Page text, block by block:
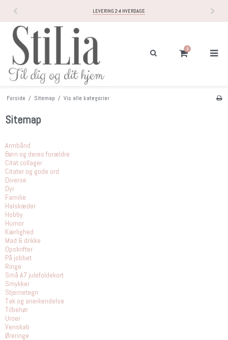
LEVERING 2-4 HVERDAGE
0
Forside / Sitemap / Vis alle kategorier
Sitemap
Armbånd
Børn og deres forældre
Citat collager
Citater og gode ord
Diverse
Dyr
Familie
Halskæder
Hobby
Humor
Kærlighed
Mad & drikke
Opskrifter
På jobbet
Ringe
Små A7 julefoldekort
Smykker
Stjernetegn
Tak og anerkendelse
Tilbehør
Uroer
Venskab
Øreringe